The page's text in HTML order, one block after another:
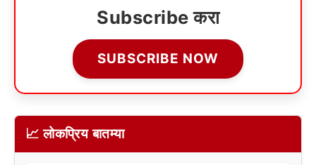
Subscribe करा
SUBSCRIBE NOW
📈 लोकप्रिय बातम्या